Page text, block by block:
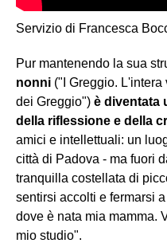
Servizio di Francesca
Pur mantenendo la sua
nonni ("I Greggio.
dei Greggio") è diventata
della riflessione e della
amici e intellettuali: un
città di Padova - ma fuori
tranquilla costellata di
sentirsi accolti e fermarsi
dove è nata mia mamma.
mio studio".